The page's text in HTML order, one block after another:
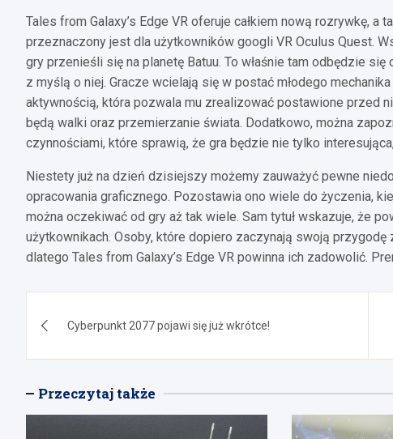
Tales from Galaxy’s Edge VR oferuje całkiem nową rozrywkę, a
przeznaczony jest dla użytkowników googli VR Oculus Quest.
gry przenieśli się na planetę Batuu. To właśnie tam odbędzie
z myślą o niej. Gracze wcielają się w postać młodego
aktywnością, która pozwala mu zrealizować postawione przed
będą walki oraz przemierzanie świata. Dodatkowo, można
czynnościami, które sprawią, że gra będzie nie tylko
Niestety już na dzień dzisiejszy możemy zauważyć pewne
opracowania graficznego. Pozostawia ono wiele do życzenia,
można oczekiwać od gry aż tak wiele. Sam tytuł wskazuje, że
użytkownikach. Osoby, które dopiero zaczynają swoją
dlatego Tales from Galaxy’s Edge VR powinna ich zadowolić.
wpisu
Cyberpunkt 2077 pojawi się już wkrótce!
Przeczytaj także